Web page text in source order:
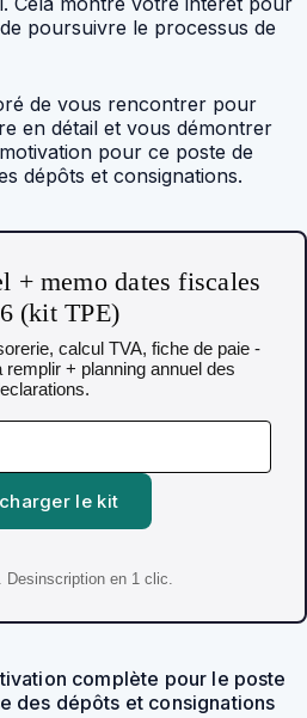
poursuivre le processus de
de vous rencontrer pour
en détail et vous démontrer
pour ce poste de
dépôts et consignations.
+ memo dates fiscales
(kit TPE)
calcul TVA, fiche de paie -
+ planning annuel des
le kit
Desinscription en 1 clic.
complète pour le poste
des dépôts et consignations